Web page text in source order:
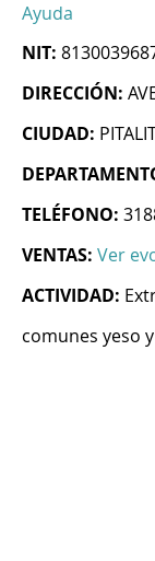
Ayuda
NIT:
DIRECCIÓN:
CIUDAD:
TELÉFONO:
VENTAS: Ver
ACTIVIDAD:
comunes yeso